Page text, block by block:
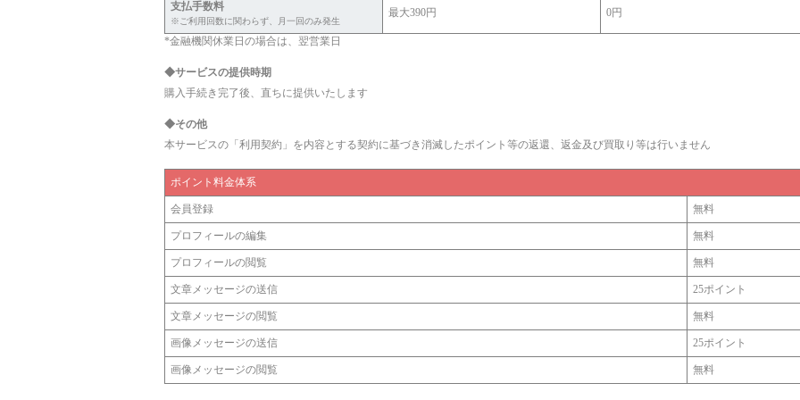
支払手数料
※ご利用回数に関わらず、月一回のみ発生
最大390円 0円
*金融機関休業日の場合は、翌営業日
◆サービスの提供時期
購入手続き完了後、直ちに提供いたします
◆その他
本サービスの「利用契約」を内容とする契約に基づき消滅したポイント等の返還、返金及び買取り等は行いません
ポイント料金体系
会員登録 無料
プロフィールの編集 無料
プロフィールの閲覧 無料
文章メッセージの送信 25ポイント
文章メッセージの閲覧 無料
画像メッセージの送信 25ポイント
画像メッセージの閲覧 無料